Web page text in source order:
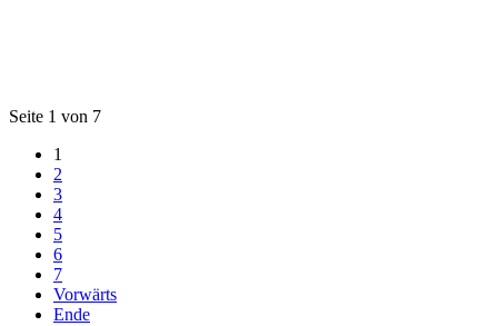
Seite 1 von 7
1
2
3
4
5
6
7
Vorwärts
Ende